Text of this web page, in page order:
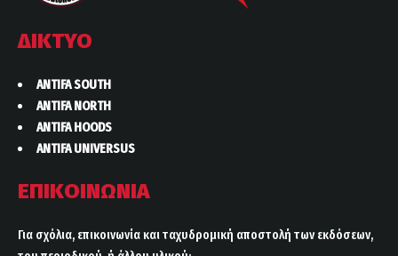
ΔΙΚΤΥΟ
ANTIFA SOUTH
ANTIFA NORTH
ANTIFA HOODS
ANTIFA UNIVERSUS
ΕΠΙΚΟΙΝΩΝΙΑ
Για σχόλια, επικοινωνία και ταχυδρομική αποστολή των εκδόσεων,